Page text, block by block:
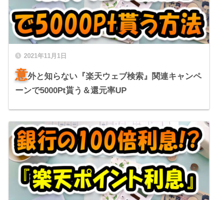
2021年11月1日
意外と知らない『楽天ウェブ検索』関連キャンペ
ーンで5000Pt貰う＆還元率UP